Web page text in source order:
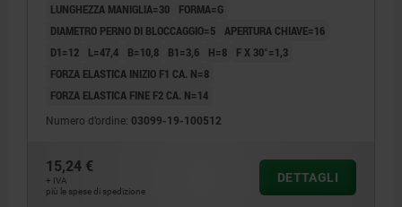
LUNGHEZZA MANIGLIA=30
FORMA=G
DIAMETRO PERNO DI BLOCCAGGIO=5 APERTURA CHIAVE=16
D1=12
L=47,4 B=10,8 B1=3,6 H=8
F X 30°=1,3
FORZA ELASTICA INIZIO F1 CA. N=8
FORZA ELASTICA FINE F2 CA. N=14
Numero d’ordine: 03099-19-100512
15,24 €
+ IVA
più le spese di spedizione
DETTAGLI